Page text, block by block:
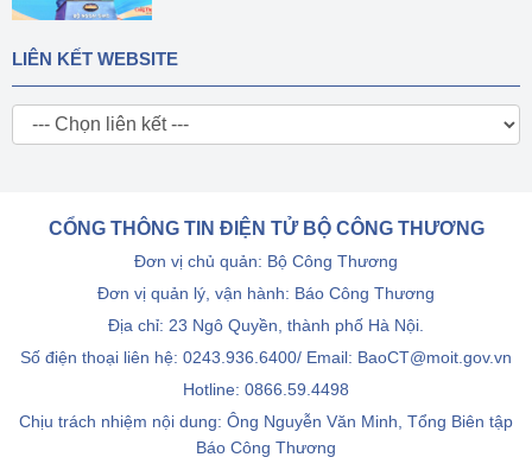
LIÊN KẾT WEBSITE
CỔNG THÔNG TIN ĐIỆN TỬ BỘ CÔNG THƯƠNG
Đơn vị chủ quản: Bộ Công Thương
Đơn vị quản lý, vận hành: Báo Công Thương
Địa chỉ: 23 Ngô Quyền, thành phố Hà Nội.
Số điện thoại liên hệ: 0243.936.6400/ Email: BaoCT@moit.gov.vn
Hotline: 0866.59.4498
Chịu trách nhiệm nội dung: Ông Nguyễn Văn Minh, Tổng Biên tập
Báo Công Thương